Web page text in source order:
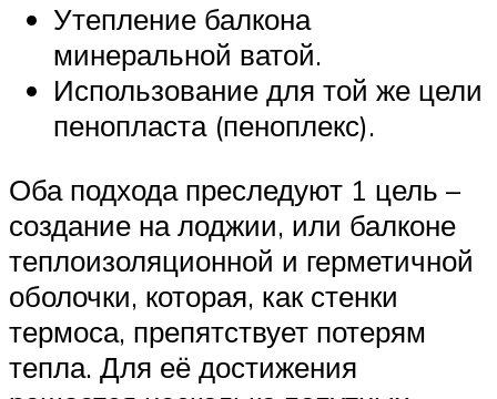
Утепление балкона
минеральной ватой.
Использование для той же цели
пенопласта (пеноплекс).
Оба подхода преследуют 1 цель –
создание на лоджии, или балконе
теплоизоляционной и герметичной
оболочки, которая, как стенки
термоса, препятствует потерям
тепла. Для её достижения